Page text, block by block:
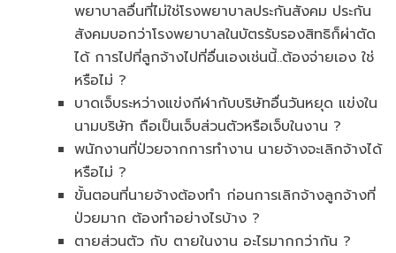
พยาบาลอื่นที่ไม่ใช่โรงพยาบาลประกันสังคม ประกัน
สังคมบอกว่าโรงพยาบาลในบัตรรับรองสิทธิก็ผ่าตัด
ได้ การไปที่ลูกจ้างไปที่อื่นเองเช่นนี้..ต้องจ่ายเอง ใช่
หรือไม่ ?
บาดเจ็บระหว่างแข่งกีฬากับบริษัทอื่นวันหยุด แข่งใน
นามบริษัท ถือเป็นเจ็บส่วนตัวหรือเจ็บในงาน ?
พนักงานที่ป่วยจากการทำงาน นายจ้างจะเลิกจ้างได้
หรือไม่ ?
ขั้นตอนที่นายจ้างต้องทำ ก่อนการเลิกจ้างลูกจ้างที่
ป่วยมาก ต้องทำอย่างไรบ้าง ?
ตายส่วนตัว กับ ตายในงาน อะไรมากกว่ากัน ?